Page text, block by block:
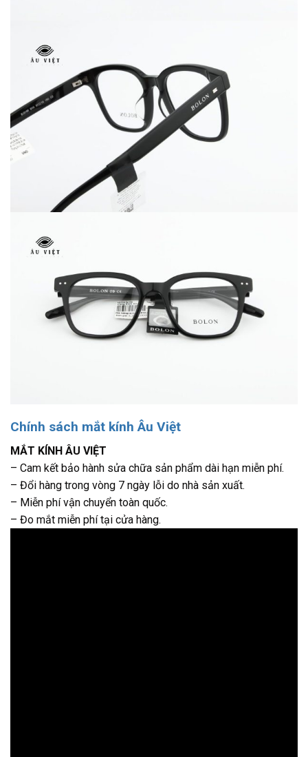
Chính sách mắt kính Âu Việt
MẮT KÍNH ÂU VIỆT
– Cam kết bảo hành sửa chữa sản phẩm dài hạn miễn phí.
– Đổi hàng trong vòng 7 ngày lỗi do nhà sản xuất.
– Miễn phí vận chuyển toàn quốc.
– Đo mắt miễn phí tại cửa hàng.